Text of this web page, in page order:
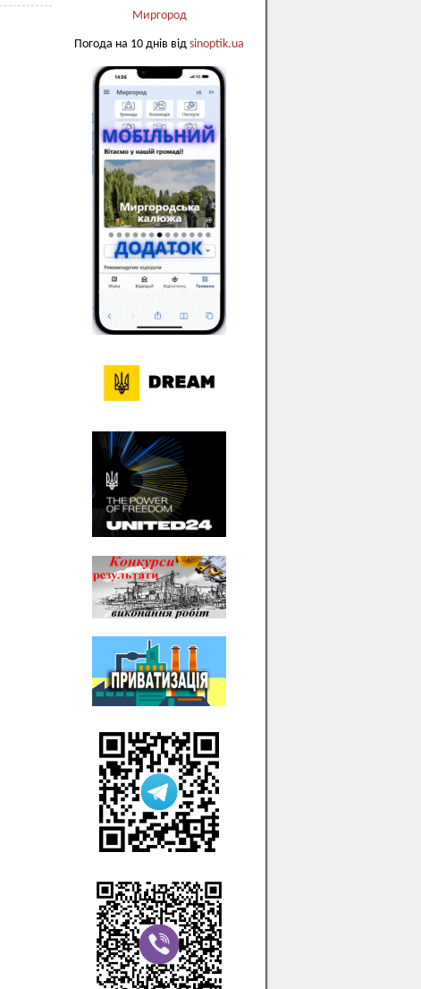
Миргород
Погода на 10 днів від sinoptik.ua